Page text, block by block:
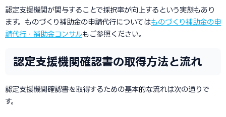
認定支援機関が関与することで採択率が向上するという実態もあり
ます。ものづくり補助金の申請代行についてはものづくり補助金の申
請代行・補助金コンサルもご参照ください。
認定支援機関確認書の取得方法と流れ
認定支援機関確認書を取得するための基本的な流れは次の通りで
す。